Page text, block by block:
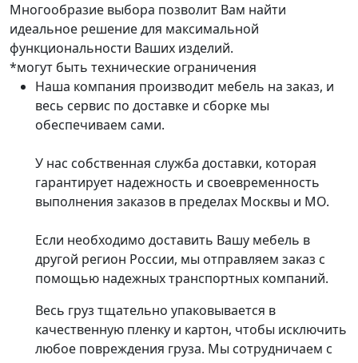
Многообразие выбора позволит Вам найти
идеальное решение для максимальной
функциональности Ваших изделий.
*могут быть технические ограничения
Наша компания производит мебель на заказ, и
весь сервис по доставке и сборке мы
обеспечиваем сами.
У нас собственная служба доставки, которая
гарантирует надежность и своевременность
выполнения заказов в пределах Москвы и МО.
Если необходимо доставить Вашу мебель в
другой регион России, мы отправляем заказ с
помощью надежных транспортных компаний.
Весь груз тщательно упаковывается в
качественную пленку и картон, чтобы исключить
любое повреждения груза. Мы сотрудничаем с